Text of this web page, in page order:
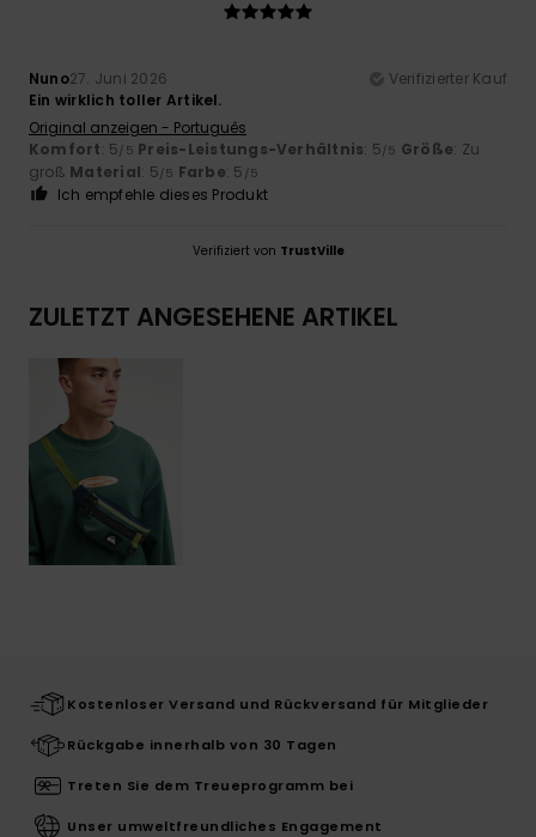
Nuno27. Juni 2026
Verifizierter Kauf
Ein wirklich toller Artikel.
Original anzeigen - Português
Komfort: 5/5 Preis-Leistungs-Verhältnis: 5/5 Größe: Zu
groß Material: 5/5 Farbe: 5 /5
Ich empfehle dieses Produkt
Verifiziert von TrustVille
ZULETZT ANGESEHENE ARTIKEL
Kostenloser Versand und Rückversand für Mitglieder
Rückgabe innerhalb von 30 Tagen
Treten Sie dem Treueprogramm bei
Unser umweltfreundliches Engagement